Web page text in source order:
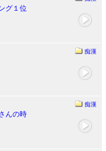
グ１位
痴漢
痴漢
んの時